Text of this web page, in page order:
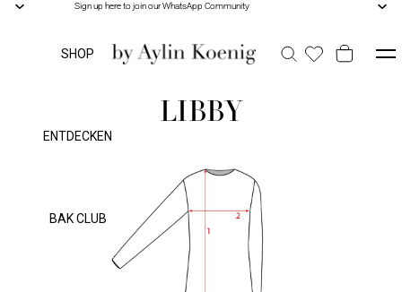
Sign up here to join our WhatsApp Community
Sign up here to join our WhatsApp Community
SHOP
ENTDECKEN
BAK CLUB
LIBBY